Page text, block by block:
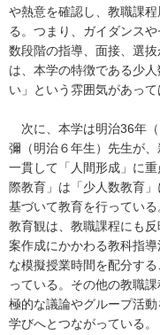
や熱意を確認し、教職課
る。つまり、ガイダンス
数段階の指導、面接、選
は、本学の特徴である少
い」という雰囲気があっ
次に、本学は明治36年
彌（明治６年生）先生が
一貫して「人間形成」に
際教育」は「少人数教育
基づいて教育を行ってい
教育観は、教職課程にも
案作成にかかわる教科指
な模擬授業時間を配分す
っている。その他の教職
極的な議論やグループ活
学びへとつながっている。